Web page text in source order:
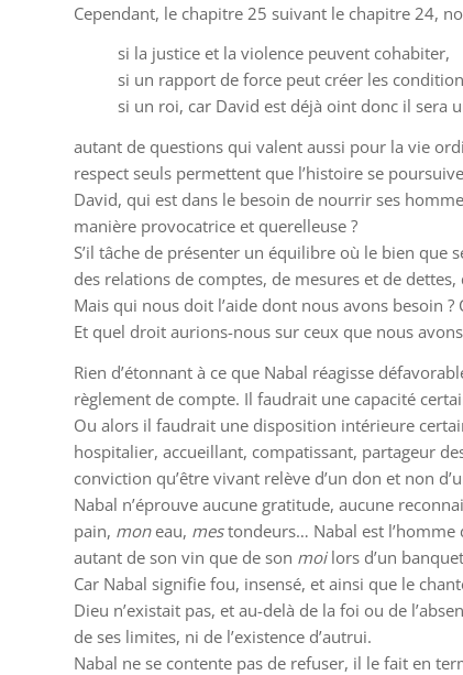
Cependant, le chapitre 25 suivant le chapitre 24,
si la justice et la violence peuvent cohabiter,
si un rapport de force peut créer les
si un roi, car David est déjà oint donc il sera
autant de questions qui valent aussi pour la vie
respect seuls permettent que l’histoire se
David, qui est dans le besoin de nourrir ses
manière provocatrice et querelleuse ?
S’il tâche de présenter un équilibre où le bien
des relations de comptes, de mesures et de
Mais qui nous doit l’aide dont nous avons besoin
Et quel droit aurions-nous sur ceux que nous
Rien d’étonnant à ce que Nabal réagisse
règlement de compte. Il faudrait une capacité
Ou alors il faudrait une disposition intérieure
hospitalier, accueillant, compatissant, partageur
conviction qu’être vivant relève d’un don et non
Nabal n’éprouve aucune gratitude, aucune
pain, moneau, mestondeurs… Nabal est l’homme
autant de son vin que de son moilors d’un
Car Nabal signifie fou, insensé, et ainsi que le
Dieu n’existait pas, et au-delà de la foi ou de
de ses limites, ni de l’existence d’autrui.
Nabal ne se contente pas de refuser, il le fait en